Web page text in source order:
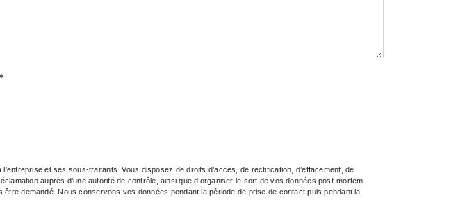
et ses sous-traitants. Vous disposez de droits d’accès, de rectification, d’effacement, de
auprès d’une autorité de contrôle, ainsi que d’organiser le sort de vos données post-mortem.
demandé. Nous conservons vos données pendant la période de prise de contact puis pendant la